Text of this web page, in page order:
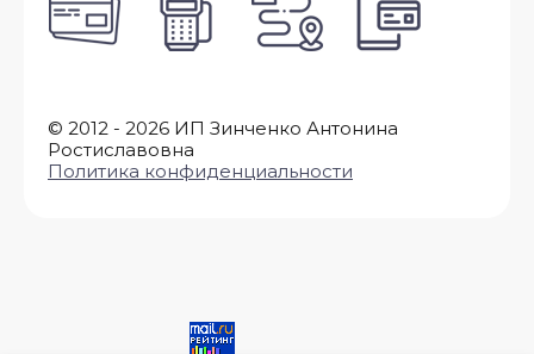
© 2012 - 2026 ИП Зинченко Антонина
Ростиславовна
Политика конфиденциальности